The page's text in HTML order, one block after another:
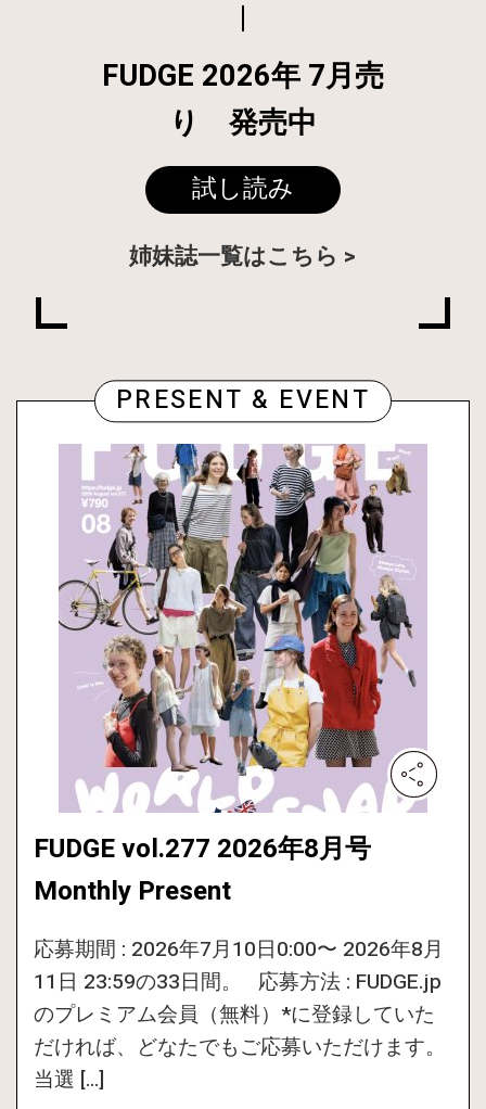
FUDGE 2026年 7月売
り 発売中
試し読み
姉妹誌一覧はこちら
PRESENT & EVENT
FUDGE vol.277 2026年8月号
Monthly Present
応募期間 : 2026年7月10日0:00〜 2026年8月
11日 23:59の33日間。 応募方法 : FUDGE.jp
のプレミアム会員（無料）*に登録していた
だければ、どなたでもご応募いただけます。
当選 […]